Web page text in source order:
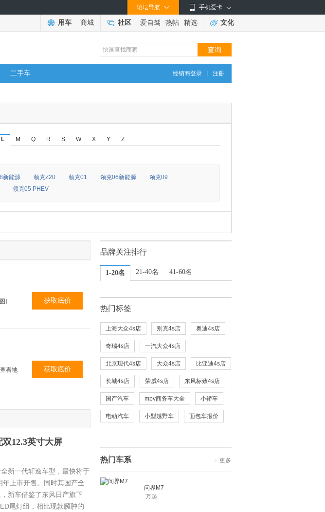
手机爱卡
论坛导航
用车 商城 社区 爱自驾 热帖 精选 文化
经销商登录 注册
二手车
L M Q R S W X Y Z
新能源 领克Z20 领克01 领克06新能源
领克09
领克05 PHEV
]
获取底价
看地
获取底价
12.3英寸大屏
新一代轩逸车型，最快将于
上市开售。同时其国产全
新车借鉴了东风日产旗下
尾灯组，相比现款臃肿的
品牌关注排行
1-20名 21-40名 41-60名
热门标签
上海大众4s店 别克4s店 奥迪4s店
奇瑞4s店 一汽大众4s店
北京现代4s店 大众4s店 比亚迪4s店
长城4s店 荣威4s店 东风标致4s店
国产汽车 mpv商务车大全 小轿车
电动汽车 小型越野车 面包车报价
热门车系 更多
问界M7
万起